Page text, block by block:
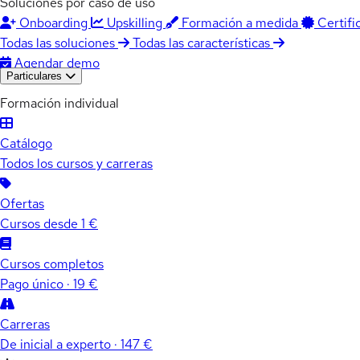
Onboarding
Upskilling Formación a medida
Todas las soluciones
Todas las características
Agendar demo
Particulares
Formación individual
Catálogo
Todos los cursos y carreras
Ofertas
Cursos desde 1 €
Cursos completos
Pago único · 19 €
Carreras
De inicial a experto · 147 €